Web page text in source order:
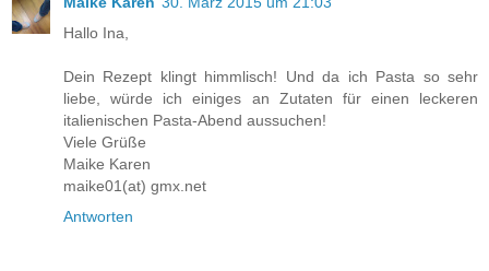
Hallo Ina,
Dein Rezept klingt himmlisch! Und da ich Pasta so sehr
liebe, würde ich einiges an Zutaten für einen leckeren
italienischen Pasta-Abend aussuchen!
Viele Grüße
Maike Karen
maike01(at) gmx.net
Antworten